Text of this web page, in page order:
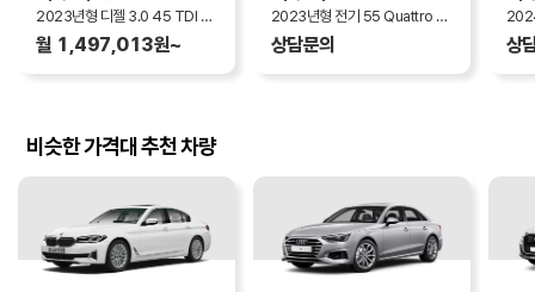
2023년형 디젤 3.0 45 TDI Quattro Premium (PI9)
월 1,497,013원~
2023년형 전기 55 Quattro (2C5)
상담문의 상
비슷한 가격대 추천 차량